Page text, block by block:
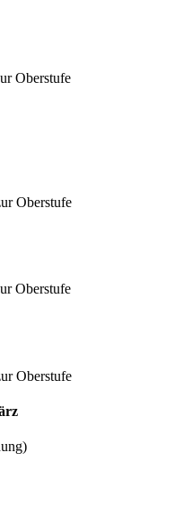
Oberstufe
Oberstufe
Oberstufe
Oberstufe